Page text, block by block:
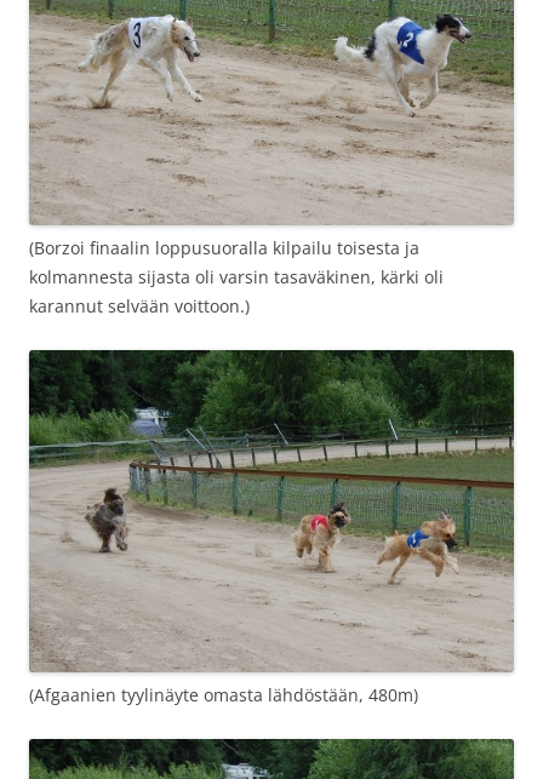
(Borzoi finaalin loppusuoralla kilpailu toisesta ja
kolmannesta sijasta oli varsin tasaväkinen, kärki oli
karannut selvään voittoon.)
(Afgaanien tyylinäyte omasta lähdöstään, 480m)